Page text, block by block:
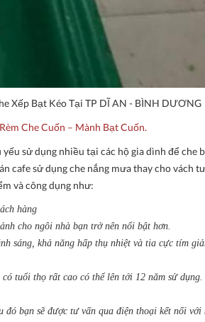
Xếp Bạt Kéo Tại TP DĨ AN - BÌNH DƯƠNG
Che Cuốn – Mành Bạt Cuốn.
sử dụng nhiều tại các hộ gia dình để che
cafe sử dụng che nắng mưa thay cho vách
và công dụng như:
hàng
cho ngôi nhà bạn trở nên nổi bật hơn.
sáng, khả năng hấp thụ nhiệt và tia cực tím
tuổi thọ rất cao có thể lên tới 12 năm sử
bạn sẽ được tư vấn qua điện thoại kết nối với